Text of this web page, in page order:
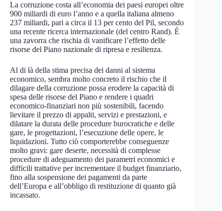
La corruzione costa all’economia dei paesi europei oltre
900 miliardi di euro l’anno e a quella italiana almeno
237 miliardi, pari a circa il 13 per cento del Pil, secondo
una recente ricerca internazionale (del centro Rand). È
una zavorra che rischia di vanificare l’effetto delle
risorse del Piano nazionale di ripresa e resilienza.
Al di là della stima precisa dei danni al sistema
economico, sembra molto concreto il rischio che il
dilagare della corruzione possa erodere la capacità di
spesa delle risorse del Piano e rendere i quadri
economico-finanziari non più sostenibili, facendo
lievitare il prezzo di appalti, servizi e prestazioni, e
dilatare la durata delle procedure burocratiche e delle
gare, le progettazioni, l’esecuzione delle opere, le
liquidazioni. Tutto ciò comporterebbe conseguenze
molto gravi: gare deserte, necessità di complesse
procedure di adeguamento dei parametri economici e
difficili trattative per incrementare il budget finanziario,
fino alla sospensione dei pagamenti da parte
dell’Europa e all’obbligo di restituzione di quanto già
incassato.